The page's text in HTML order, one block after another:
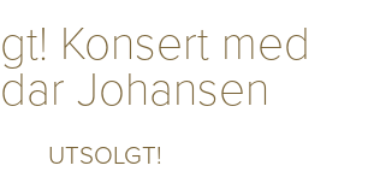
Konsert med
Johansen
UTSOLGT!